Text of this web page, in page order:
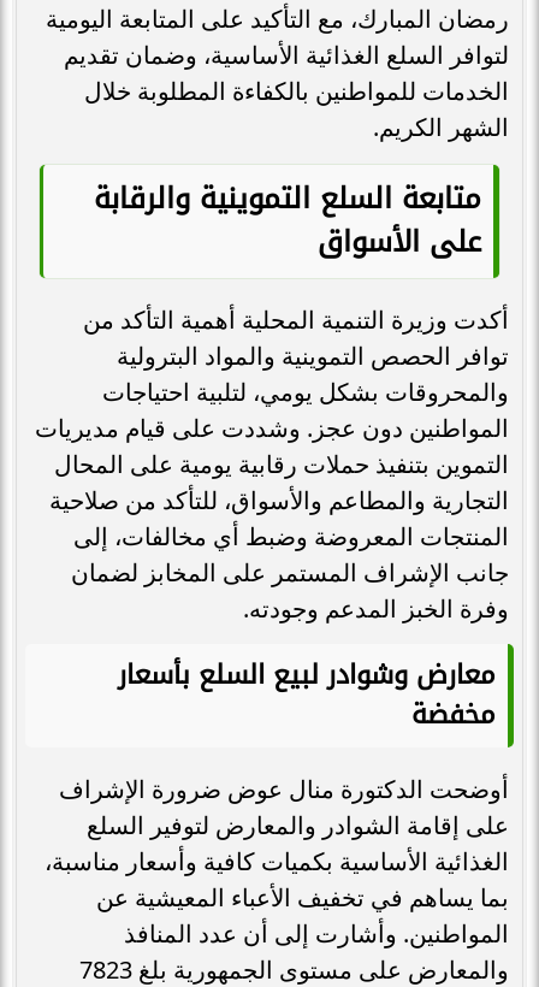
رمضان المبارك، مع التأكيد على المتابعة اليومية
لتوافر السلع الغذائية الأساسية، وضمان تقديم
الخدمات للمواطنين بالكفاءة المطلوبة خلال
الشهر الكريم.
متابعة السلع التموينية والرقابة
على الأسواق
أكدت وزيرة التنمية المحلية أهمية التأكد من
توافر الحصص التموينية والمواد البترولية
والمحروقات بشكل يومي، لتلبية احتياجات
المواطنين دون عجز. وشددت على قيام مديريات
التموين بتنفيذ حملات رقابية يومية على المحال
التجارية والمطاعم والأسواق، للتأكد من صلاحية
المنتجات المعروضة وضبط أي مخالفات، إلى
جانب الإشراف المستمر على المخابز لضمان
وفرة الخبز المدعم وجودته.
معارض وشوادر لبيع السلع بأسعار
مخفضة
أوضحت الدكتورة منال عوض ضرورة الإشراف
على إقامة الشوادر والمعارض لتوفير السلع
الغذائية الأساسية بكميات كافية وأسعار مناسبة،
بما يساهم في تخفيف الأعباء المعيشية عن
المواطنين. وأشارت إلى أن عدد المنافذ
والمعارض على مستوى الجمهورية بلغ 7823